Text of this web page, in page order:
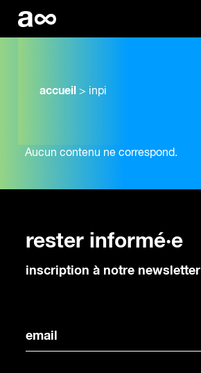
accueil > inpi
Aucun contenu ne correspond.
rester informé·e
inscription à notre newsletter